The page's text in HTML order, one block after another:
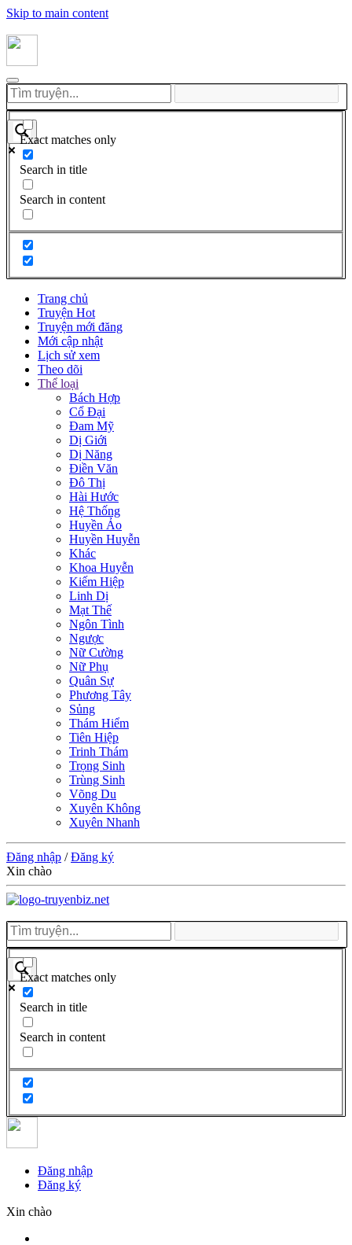
Skip to main content
Exact matches only
Search in title
Search in content
Trang chủ
Truyện Hot
Truyện mới đăng
Mới cập nhật
Lịch sử xem
Theo dõi
Thể loại
Bách Hợp
Cổ Đại
Đam Mỹ
Dị Giới
Dị Năng
Điền Văn
Đô Thị
Hài Hước
Hệ Thống
Huyền Ảo
Huyền Huyễn
Khác
Khoa Huyễn
Kiếm Hiệp
Linh Dị
Mạt Thế
Ngôn Tình
Ngược
Nữ Cường
Nữ Phụ
Quân Sự
Phương Tây
Sủng
Thám Hiểm
Tiên Hiệp
Trinh Thám
Trọng Sinh
Trùng Sinh
Võng Du
Xuyên Không
Xuyên Nhanh
Đăng nhập /Đăng ký
Xin chào
Exact matches only
Search in title
Search in content
Đăng nhập
Đăng ký
Xin chào